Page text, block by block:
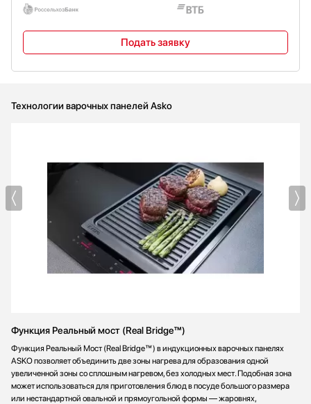
Подать заявку
Технологии варочных панелей Asko
Функция Реальный мост (Real Bridge™)
Функция Реальный Мост (Real Bridge™) в индукционных варочных панелях
ASKO позволяет объединить две зоны нагрева для образования одной
увеличенной зоны со сплошным нагревом, без холодных мест. Подобная зона
может использоваться для приготовления блюд в посуде большого размера
или нестандартной овальной и прямоугольной формы — жаровнях,